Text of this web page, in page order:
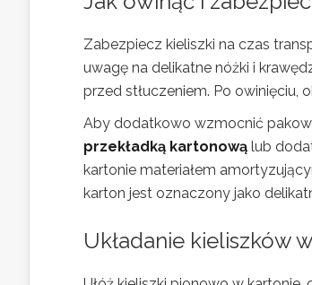
Zabezpiecz kieliszki na czas
uwagę na delikatne nóżki i
przed stłuczeniem. Po owinięciu,
Aby dodatkowo wzmocnić
przekładką kartonową lub
kartonie materiałem
karton jest oznaczony jako
Układanie kieliszków